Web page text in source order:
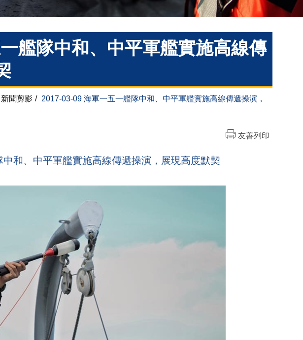
艦隊中和、中平軍艦實施高線傳
新聞剪影 / 2017-03-09 海軍一五一艦隊中和、中平軍艦實施高線傳遞操演，
友善列印
和、中平軍艦實施高線傳遞操演，展現高度默契